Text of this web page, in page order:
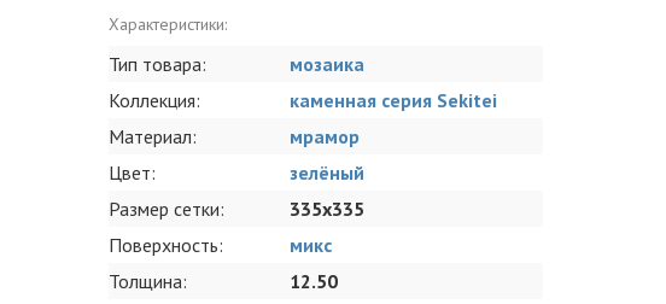
Характеристики:
Тип товара:
мозаика
Коллекция:
каменная серия Sekitei
Материал:
мрамор
Цвет:
зелёный
Размер сетки:
335x335
Поверхность:
микс
Толщина:
12.50